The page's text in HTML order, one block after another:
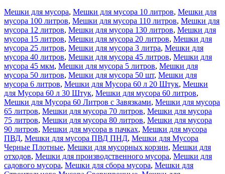
Мешки для мусора, Мешки для мусора 10 литров, Мешки для
мусора 100 литров, Мешки для мусора 110 литров, Мешки для
мусора 12 литров, Мешки для мусора 130 литров, Мешки для
мусора 15 литров, Мешки для мусора 20 литров, Мешки для
мусора 25 литров, Мешки для мусора 3 литра, Мешки для
мусора 40 литров, Мешки для мусора 45 литров, Мешки для
мусора 45 мкм, Мешки для мусора 5 литров, Мешки для
мусора 50 литров, Мешки для мусора 50 шт, Мешки для
мусора 6 литров, Мешки для Мусора 60 л 20 Штук, Мешки
для Мусора 60 л 30 Штук, Мешки для мусора 60 литров,
Мешки для Мусора 60 Литров с Завязками, Мешки для мусора
65 литров, Мешки для мусора 70 литров, Мешки для мусора
75 литров, Мешки для мусора 80 литров, Мешки для мусора
90 литров, Мешки для мусора в пачках, Мешки для мусора
ПВД, Мешки для мусора ПВД ПНД, Мешки для Мусора
Черные Плотные, Мешки для мусорных корзин, Мешки для
отходов, Мешки для производственного мусора, Мешки для
садового мусора, Мешки для сбора мусора, Мешки для